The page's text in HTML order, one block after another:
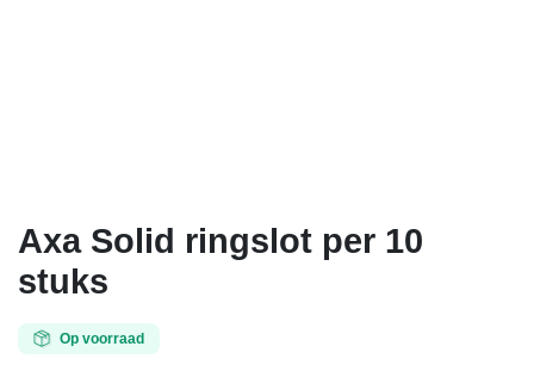
Axa Solid ringslot per 10
stuks
Op voorraad